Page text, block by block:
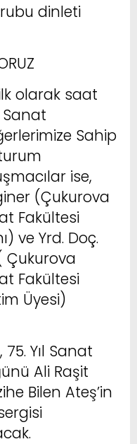
dinleti
ilk olarak saat
Sanat
Sahip
ise,
(Çukurova
Fakültesi
ve Yrd. Doç.
Çukurova
Fakültesi
Üyesi)
Yıl Sanat
Ali Raşit
Bilen Ateş’in